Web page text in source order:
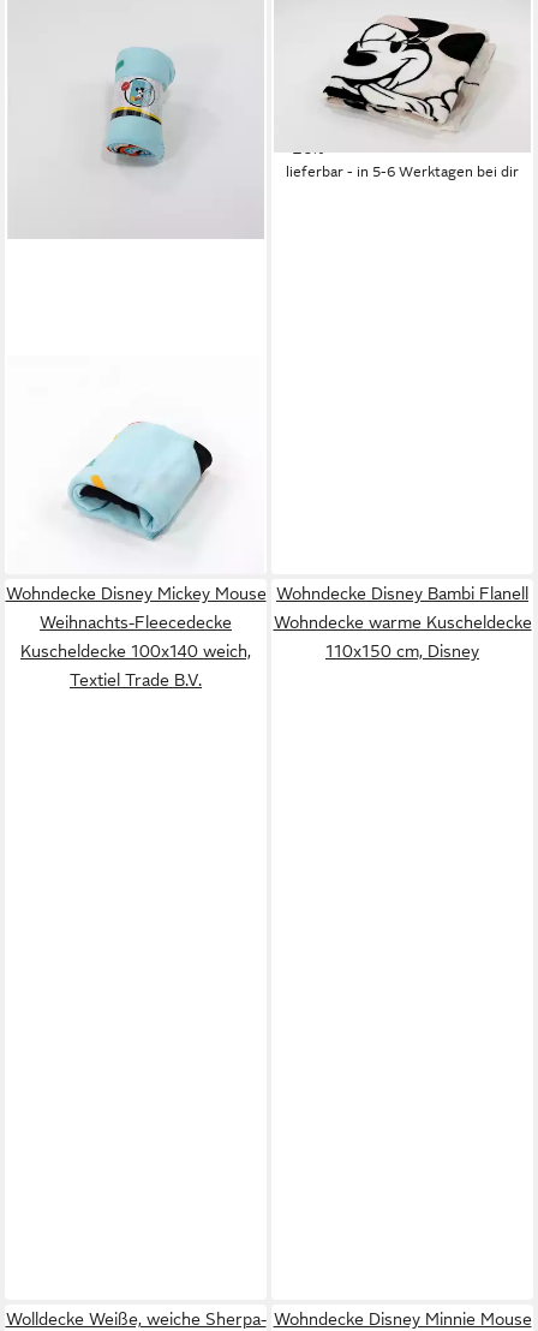
Fleece Wohndecke warme
Kuscheldecke 100x140 cm,
Disney
12,95 €
lieferbar - in 5-6 Werktagen bei dir
Wohndecke Flanell
Wohndecke für Kinder und
Erwachsene 130 x 160 cm
19,95 € 24,95 €
lieferbar - in 5-6 Werktagen bei dir
Wohndecke Disney Mickey Mouse
Weihnachts-Fleecedecke
Kuscheldecke 100x140 weich,
Textiel Trade B.V.
Wohndecke Disney Bambi Flanell
Wohndecke warme Kuscheldecke
110x150 cm, Disney
Wolldecke Weiße, weiche Sherpa- Wohndecke Disney Minnie Mouse